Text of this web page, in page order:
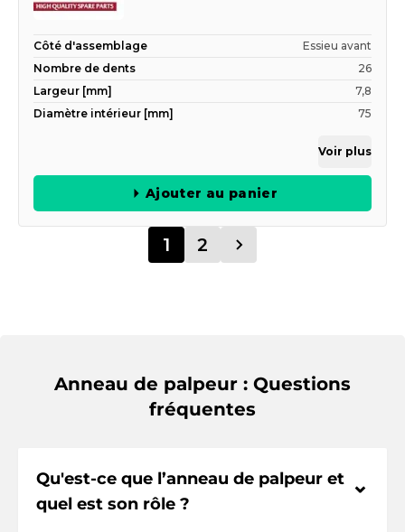
Côté d'assemblage
Essieu avant
Nombre de dents
26
Largeur [mm]
7,8
Diamètre intérieur [mm]
75
Voir plus
Ajouter au panier
1 2
Anneau de palpeur : Questions
fréquentes
Qu'est-ce que l’anneau de palpeur et
quel est son rôle ?
⌃